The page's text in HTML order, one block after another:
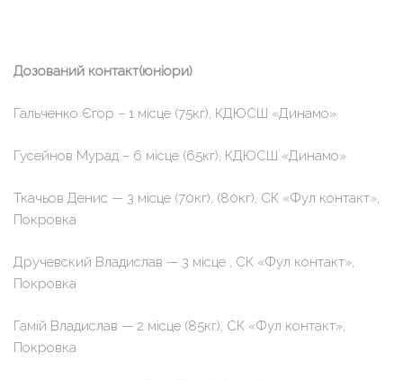
Дозований контакт(юніори)
Гальченко Єгор – 1 місце (75кг), КДЮСШ «Динамо»
Гусейнов Мурад – 6 місце (65кг), КДЮСШ «Динамо»
Ткачьов Денис — 3 місце (70кг), (80кг), СК «Фул контакт»,
Покровка
Дручевский Владислав — 3 місце , СК «Фул контакт»,
Покровка
Гамій Владислав — 2 місце (85кг), СК «Фул контакт»,
Покровка